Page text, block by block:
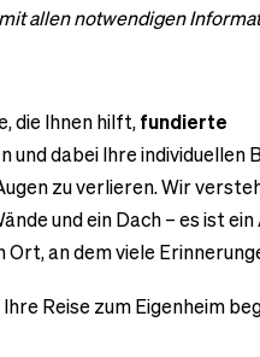
allen notwendigen
die Ihnen hilft,fundierte
dabei Ihre individuellen
zu verlieren. Wir
und ein Dach – es ist
an dem viele
Reise zum Eigenheim